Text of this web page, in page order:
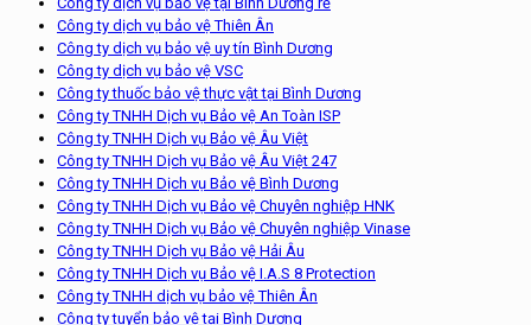
Công ty dịch vụ bảo vệ Thiên Ân
Công ty dịch vụ bảo vệ uy tín Bình Dương
Công ty dịch vụ bảo vệ VSC
Công ty thuốc bảo vệ thực vật tại Bình Dương
Công ty TNHH Dịch vụ Bảo vệ An Toàn ISP
Công ty TNHH Dịch vụ Bảo vệ Âu Việt
Công ty TNHH Dịch vụ Bảo vệ Âu Việt 247
Công ty TNHH Dịch vụ Bảo vệ Bình Dương
Công ty TNHH Dịch vụ Bảo vệ Chuyên nghiệp HNK
Công ty TNHH Dịch vụ Bảo vệ Chuyên nghiệp Vinase
Công ty TNHH Dịch vụ Bảo vệ Hải Âu
Công ty TNHH Dịch vụ Bảo vệ I.A.S 8 Protection
Công ty TNHH dịch vụ bảo vệ Thiên Ân
Công ty tuyển bảo vệ tại Bình Dương